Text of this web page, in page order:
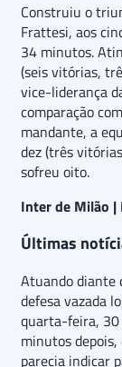
Construiu o
Frattesi, aos
34 minutos.
(seis vitórias,
vice-liderança
comparação
mandante, a
dez (três
sofreu oito.
Inter de Milão
Últimas
Atuando diante
defesa vazada
quarta-feira, 30
minutos
parecia indicar